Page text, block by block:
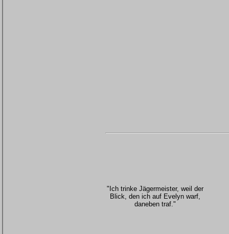
"Ich trinke Jägermeister, weil der
Blick, den ich auf Evelyn warf,
daneben traf."